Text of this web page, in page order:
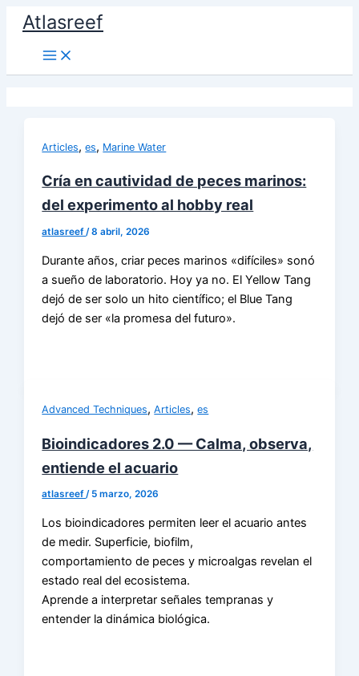
contenido
Atlasreef
Articles,es, Marine Water
Cría en cautividad de peces marinos:
del experimento al hobby real
atlasreef/8 abril, 2026
Durante años, criar peces marinos «difíciles» sonó
a sueño de laboratorio. Hoy ya no. El Yellow Tang
dejó de ser solo un hito científico; el Blue Tang
dejó de ser «la promesa del futuro».
Advanced Techniques,Articles,es
Bioindicadores 2.0 — Calma, observa,
entiende el acuario
atlasreef/ 5 marzo, 2026
Los bioindicadores permiten leer el acuario antes
de medir. Superficie, biofilm,
comportamiento de peces y microalgas revelan el
estado real del ecosistema.
Aprende a interpretar señales tempranas y
entender la dinámica biológica.